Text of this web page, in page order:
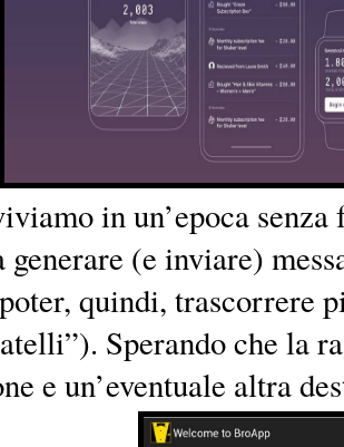
in un’epoca
(e inviare)
quindi, trascorrere
Sperando che la
e un’eventuale altra